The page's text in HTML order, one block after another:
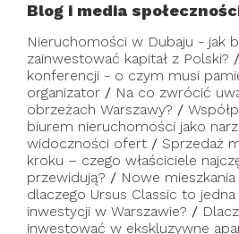
Blog i media
Nieruchomości w Dubaju - jak
zainwestować kapitał z Polski? /
konferencji - o czym musi
organizator / Na co zwrócić
obrzeżach Warszawy? /
biurem nieruchomości jako
widoczności ofert / Sprzedaż
kroku – czego właściciele
przewidują? / Nowe
dlaczego Ursus Classic to
inwestycji w Warszawie? /
inwestować w ekskluzywne